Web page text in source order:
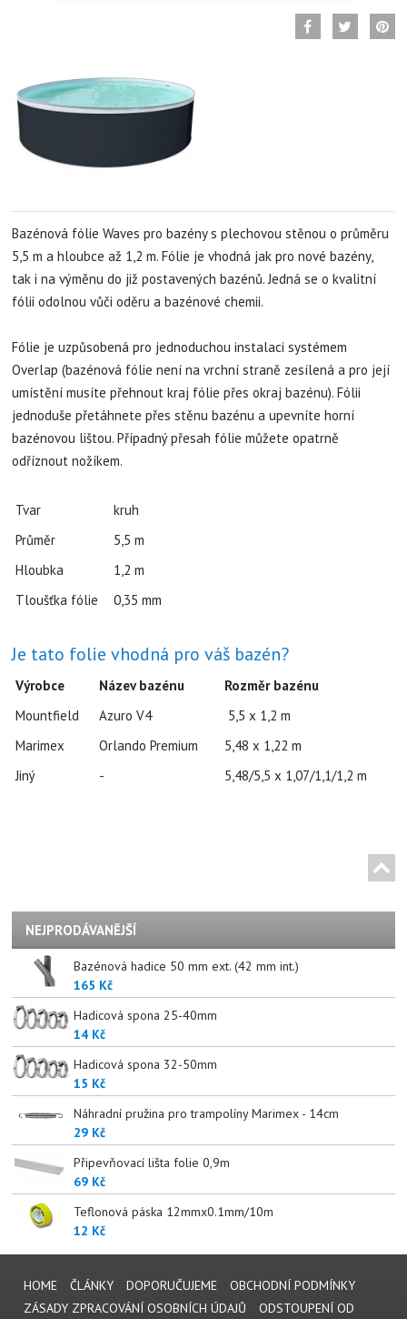
Bazénová fólie Waves pro bazény s plechovou stěnou o průměru
5,5 m a hloubce až 1,2 m. Fólie je vhodná jak pro nové bazény,
tak i na výměnu do již postavených bazénů.Jedná se o kvalitní
fólii odolnou vůči oděru a bazénové chemii.
Fólie je uzpůsobená pro jednoduchou instalaci systémem
Overlap (bazénová fólie není na vrchní straně zesílená a pro její
umístění musíte přehnout kraj fólie přes okraj bazénu). Fólii
jednoduše přetáhnete přes stěnu bazénu a upevníte horní
bazénovou lištou. Případný přesah fólie můžete opatrně
odříznout nožíkem.
Tvar
kruh
Průměr
5,5 m
Hloubka
1,2 m
Tloušťka fólie
0,35 mm
Je tato folie vhodná pro váš bazén?
Výrobce Název bazénu
Rozměr bazénu
Mountfield
Azuro V4
5,5 x 1,2 m
Marimex
Orlando Premium
5,48 x 1,22 m
Jiný
- 5,48/5,5 x 1,07/1,1/1,2 m
NEJPRODÁVANĚJŠÍ
Bazénová hadice 50 mm ext. (42 mm int.)
165 Kč
Hadicová spona 25-40mm
14 Kč
Hadicová spona 32-50mm
15 Kč
Náhradní pružina pro trampolíny Marimex - 14cm
29 Kč
Připevňovací lišta folie 0,9m
69 Kč
Teflonová páska 12mmx0.1mm/10m
12 Kč
HOME ČLÁNKY DOPORUČUJEME
OBCHODNÍ PODMÍNKY
ZÁSADY ZPRACOVÁNÍ OSOBNÍCH ÚDAJŮ
ODSTOUPENÍ OD